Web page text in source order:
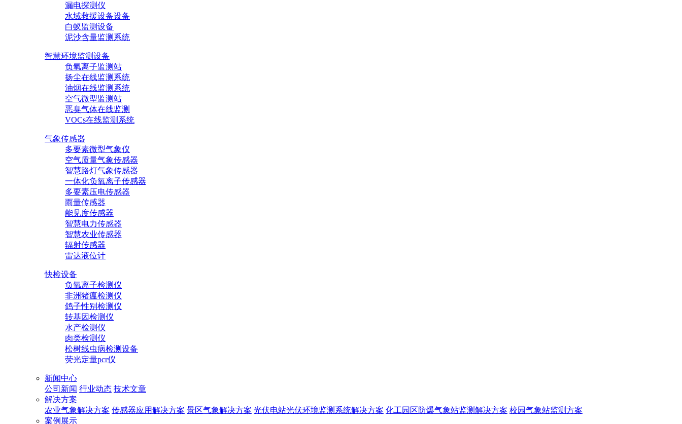
漏电探测仪
水域救援设备设备
白蚁监测设备
泥沙含量监测系统
智慧环境监测设备
负氧离子监测站
扬尘在线监测系统
油烟在线监测系统
空气微型监测站
恶臭气体在线监测
VOCs在线监测系统
气象传感器
多要素微型气象仪
空气质量气象传感器
智慧路灯气象传感器
一体化负氧离子传感器
多要素压电传感器
雨量传感器
能见度传感器
智慧电力传感器
智慧农业传感器
辐射传感器
雷达液位计
快检设备
负氧离子检测仪
非洲猪瘟检测仪
鸽子性别检测仪
转基因检测仪
水产检测仪
肉类检测仪
松树线虫病检测设备
荧光定量pcr仪
新闻中心
公司新闻 行业动态 技术文章
解决方案
农业气象解决方案 传感器应用解决方案 景区气象解决方案 光伏电站光伏环境监测系统解决方案 化工园区防爆气象站监测解决方案 校园气象站监测方案
案例展示